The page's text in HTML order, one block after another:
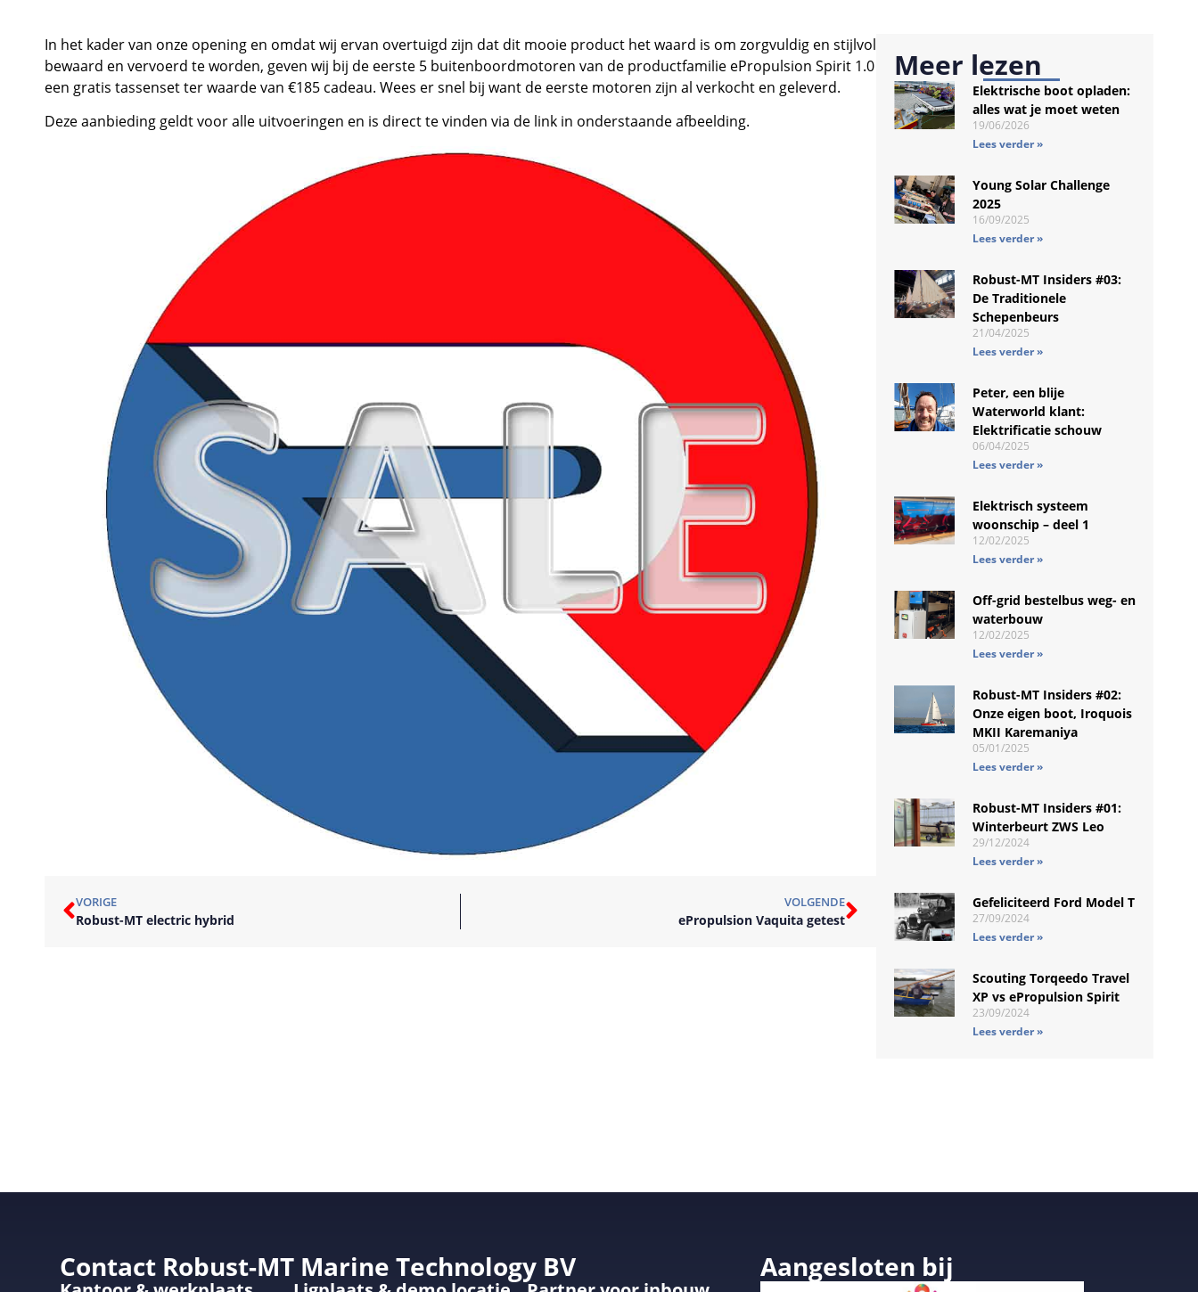
In het kader van onze opening en omdat wij ervan overtuigd zijn dat dit mooie product het waard is om zorgvuldig en stijlvol
bewaard en vervoerd te worden, geven wij bij de eerste 5 buitenboordmotoren van de productfamilie ePropulsion Spirit 1.0
een gratis tassenset ter waarde van €185 cadeau. Wees er snel bij want de eerste motoren zijn al verkocht en geleverd.
Deze aanbieding geldt voor alle uitvoeringen en is direct te vinden via de link in onderstaande afbeelding.
VORIGE
Robust-MT electric hybrid
VOLGENDE
ePropulsion Vaquita getest
Meer lezen
Elektrische boot opladen:
alles wat je moet weten
19/06/2026
Lees verder »
Young Solar Challenge
2025
16/09/2025
Lees verder »
Robust-MT Insiders #03:
De Traditionele
Schepenbeurs
21/04/2025
Lees verder »
Peter, een blije
Waterworld klant:
Elektrificatie schouw
06/04/2025
Lees verder »
Elektrisch systeem
woonschip – deel 1
12/02/2025
Lees verder »
Off-grid bestelbus weg- en
waterbouw
12/02/2025
Lees verder »
Robust-MT Insiders #02:
Onze eigen boot, Iroquois
MKII Karemaniya
05/01/2025
Lees verder »
Robust-MT Insiders #01:
Winterbeurt ZWS Leo
29/12/2024
Lees verder »
Gefeliciteerd Ford Model T
27/09/2024
Lees verder »
Scouting Torqeedo Travel
XP vs ePropulsion Spirit
23/09/2024
Lees verder »
Contact Robust-MT Marine Technology BV Aangesloten bij